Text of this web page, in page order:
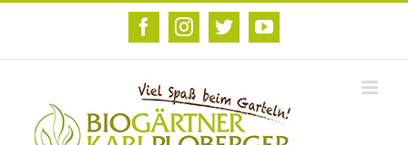
Zum
FacebookInstagram
TwitterYouTube